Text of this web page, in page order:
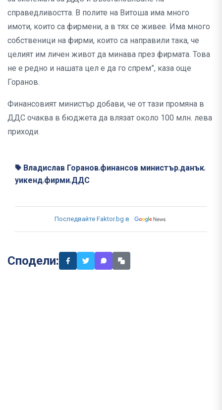
справедливостта. В полите на Витоша има много
имоти, които са фирмени, а в тях се живее. Има много
собственици на фирми, които са направили така, че
целият им личен живот да минава през фирмата. Това
не е редно и нашата цел е да го спрем”, каза още
Горанов.
Финансовият министър добави, че от тази промяна в
ДДС очаква в бюджета да влязат около 100 млн. лева
приходи.
Владислав Горанов,финансов министър,данък,
уикенд,фирми,ДДС
Последвайте Faktor.bg в
Сподели: